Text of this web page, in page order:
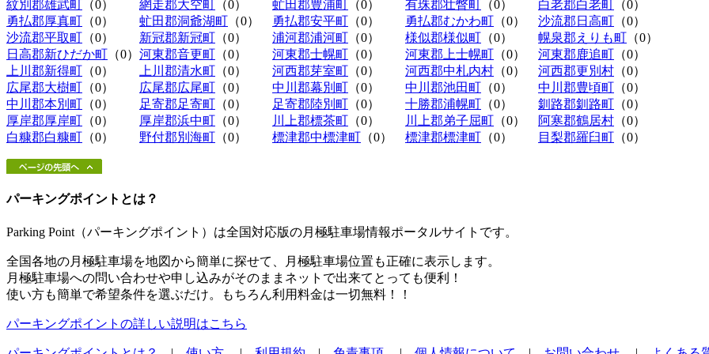
紋別郡雄武町 （0） 網走郡大空町 （0） 虻田郡豊浦町 （0） 有珠郡壮瞥町 （0） 白老郡白老町 （0）
勇払郡厚真町 （0） 虻田郡洞爺湖町 （0） 勇払郡安平町 （0） 勇払郡むかわ町 （0） 沙流郡日高町 （0）
沙流郡平取町 （0） 新冠郡新冠町 （0） 浦河郡浦河町 （0） 様似郡様似町 （0） 幌泉郡えりも町 （0）
日高郡新ひだか町 （0） 河東郡音更町 （0） 河東郡士幌町 （0） 河東郡上士幌町 （0） 河東郡鹿追町 （0）
上川郡新得町 （0） 上川郡清水町 （0） 河西郡芽室町 （0） 河西郡中札内村 （0） 河西郡更別村 （0）
広尾郡大樹町 （0） 広尾郡広尾町 （0） 中川郡幕別町 （0） 中川郡池田町 （0） 中川郡豊頃町 （0）
中川郡本別町 （0） 足寄郡足寄町 （0） 足寄郡陸別町 （0） 十勝郡浦幌町 （0） 釧路郡釧路町 （0）
厚岸郡厚岸町 （0） 厚岸郡浜中町 （0） 川上郡標茶町 （0） 川上郡弟子屈町 （0） 阿寒郡鶴居村 （0）
白糠郡白糠町 （0） 野付郡別海町 （0） 標津郡中標津町 （0） 標津郡標津町 （0） 目梨郡羅臼町 （0）
パーキングポイントとは？
Parking Point（パーキングポイント）は全国対応版の月極駐車場情報ポータルサイトです。
全国各地の月極駐車場を地図から簡単に探せて、月極駐車場位置も正確に表示します。
月極駐車場への問い合わせや申し込みがそのままネットで出来てとっても便利！
使い方も簡単で希望条件を選ぶだけ。もちろん利用料金は一切無料！！
パーキングポイントの詳しい説明はこちら